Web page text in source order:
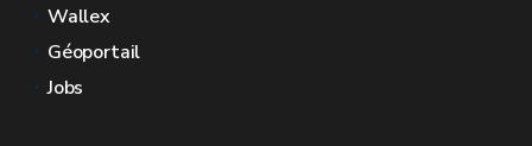
Wallex
Géoportail
Jobs